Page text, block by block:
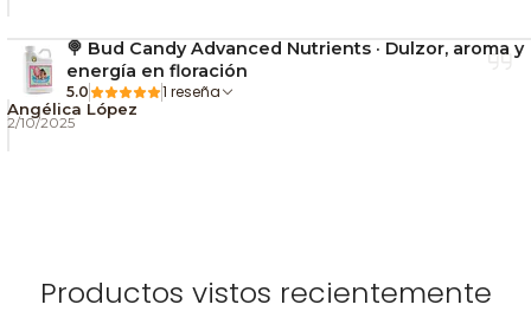
Semillas de cannabis
Triton Biscotto Lime Fem
aquellas variedades que, por un motivo u otro,
🍭 Bud Candy Advanced Nutrients · Dulzor, aroma y
energía en floración
5.0 1 reseña
Angélica López
2/10/2025
Productos vistos recientemente